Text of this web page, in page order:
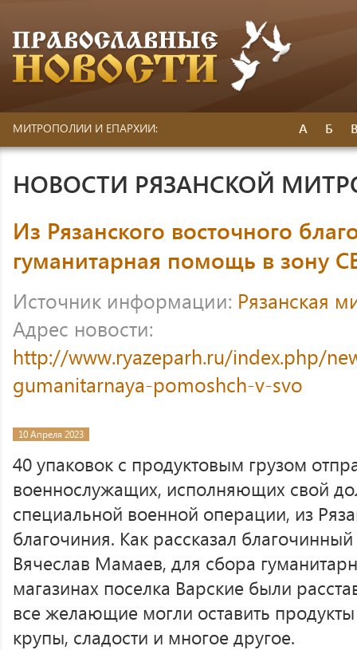
МИТРОПОЛИИ И ЕПАРХИИ: А Б
НОВОСТИ РЯЗАНСКОЙ
Из Рязанского восточного
гуманитарная помощь в зону
Источник информации: Рязанская
Адрес новости:
http://www.ryazeparh.ru/index.php/
gumanitarnaya-pomoshch-v-svo
10 Апреля 2023
40 упаковок с продуктовым грузом
военнослужащих, исполняющих свой
специальной военной операции, из
благочиния. Как рассказал
Вячеслав Мамаев, для сбора
магазинах поселка Варские были
все желающие могли оставить
крупы, сладости и многое другое.